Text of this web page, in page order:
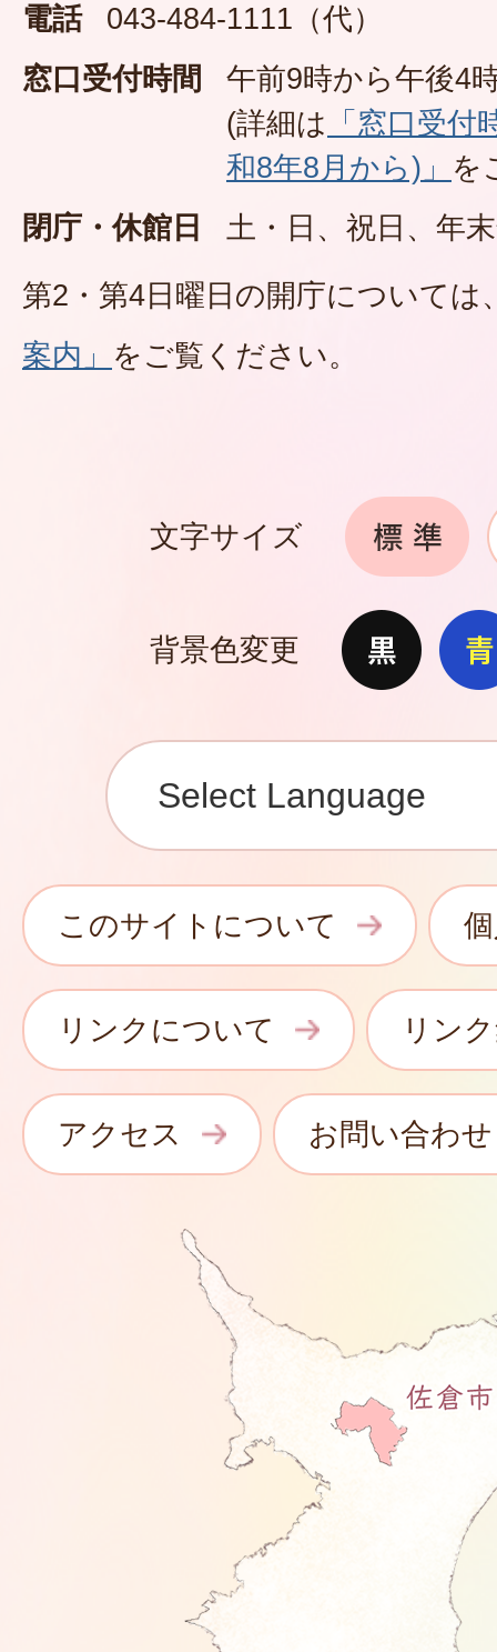
電話
043-484-1111（代）
窓口受付時間
午前9時から午後4
(詳細は 「窓口受
和8年8月から)」 を
閉庁・休館日
土・日、祝日、年
第2・第4日曜日の開庁については
案内」 をご覧ください。
文字サイズ
背景色変更
このサイトについて
リンクについて リン
アクセス お問い合わせ